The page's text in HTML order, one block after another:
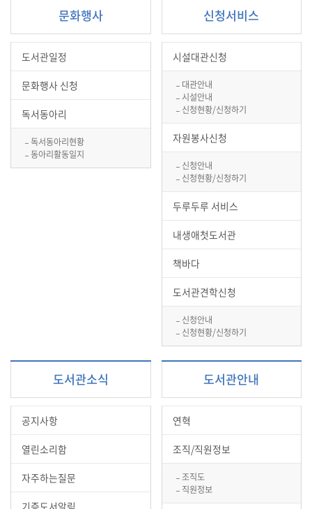
문화행사
도서관일정
문화행사 신청
독서동아리
독서동아리현황
동아리활동일지
신청서비스
시설대관신청
대관안내
시설안내
신청현황/신청하기
자원봉사신청
신청안내
신청현황/신청하기
두루두루 서비스
내생애첫도서관
책바다
도서관견학신청
신청안내
신청현황/신청하기
도서관소식
공지사항
열린소리함
자주하는질문
기증도서알림
도서관안내
연혁
조직/직원정보
조직도
직원정보